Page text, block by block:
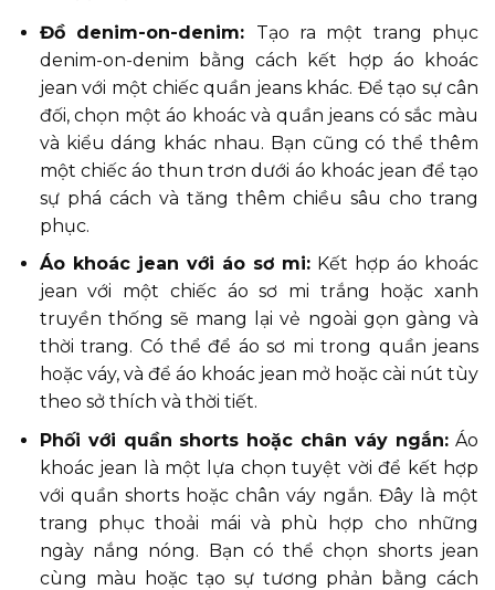
Đồ denim-on-denim: Tạo ra một trang phục
denim-on-denim bằng cách kết hợp áo khoác
jean với một chiếc quần jeans khác. Để tạo sự cân
đối, chọn một áo khoác và quần jeans có sắc màu
và kiểu dáng khác nhau. Bạn cũng có thể thêm
một chiếc áo thun trơn dưới áo khoác jean để tạo
sự phá cách và tăng thêm chiều sâu cho trang
phục.
Áo khoác jean với áo sơ mi:Kết hợp áo khoác
jean với một chiếc áo sơ mi trắng hoặc xanh
truyền thống sẽ mang lại vẻ ngoài gọn gàng và
thời trang. Có thể để áo sơ mi trong quần jeans
hoặc váy, và để áo khoác jean mở hoặc cài nút tùy
theo sở thích và thời tiết.
Phối với quần shorts hoặc chân váy ngắn: Áo
khoác jean là một lựa chọn tuyệt vời để kết hợp
với quần shorts hoặc chân váy ngắn. Đây là một
trang phục thoải mái và phù hợp cho những
ngày nắng nóng. Bạn có thể chọn shorts jean
cùng màu hoặc tạo sự tương phản bằng cách